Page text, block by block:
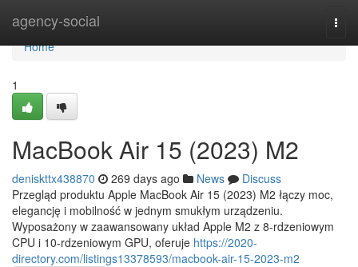
agency-social
Home
Home
1
MacBook Air 15 (2023) M2
deniskttx438870 269 days ago News
Discuss
Przegląd produktu Apple MacBook Air 15 (2023) M2 łączy moc,
elegancję i mobilność w jednym smukłym urządzeniu.
Wyposażony w zaawansowany układ Apple M2 z 8-rdzeniowym
CPU i 10-rdzeniowym GPU, oferuje https://2020-
directory.com/listings13378593/macbook-air-15-2023-m2